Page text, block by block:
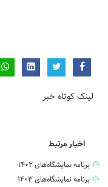
لینک کوتاه خبر
اخبار مرتبط
برنامه نمایشگاه‌های ۱۴۰۲
برنامه نمایشگاه‌های ۱۴۰۳